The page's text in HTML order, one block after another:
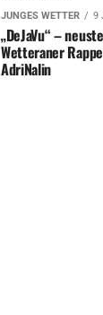
JUNGES WETTER 9
„DeJaVu“ –
Wetteraner
AdriNalin